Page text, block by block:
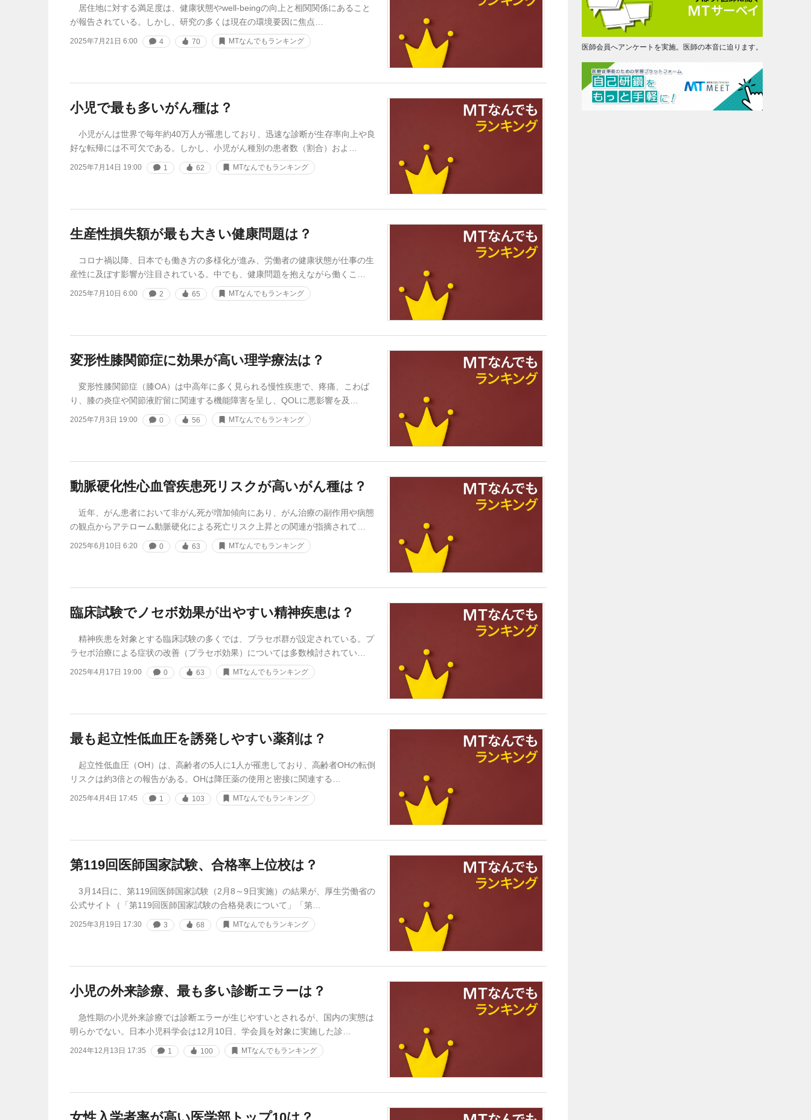
居住地に対する満足度は、健康状態やwell-beingの向上と相関関係にあること
が報告されている。しかし、研究の多くは現在の環境要因に焦点…
2025年7月21日 6:00 4 70 MTなんでもランキング
小児で最も多いがん種は？
小児がんは世界で毎年約40万人が罹患しており、迅速な診断が生存率向上や良
好な転帰には不可欠である。しかし、小児がん種別の患者数（割合）およ…
2025年7月14日 19:00 1 62 MTなんでもランキング
生産性損失額が最も大きい健康問題は？
コロナ禍以降、日本でも働き方の多様化が進み、労働者の健康状態が仕事の生
産性に及ぼす影響が注目されている。中でも、健康問題を抱えながら働くこ…
2025年7月10日 6:00 2 65 MTなんでもランキング
変形性膝関節症に効果が高い理学療法は？
変形性膝関節症（膝OA）は中高年に多く見られる慢性疾患で、疼痛、こわば
り、膝の炎症や関節液貯留に関連する機能障害を呈し、QOLに悪影響を及…
2025年7月3日 19:00 0 56 MTなんでもランキング
動脈硬化性心血管疾患死リスクが高いがん種は？
近年、がん患者において非がん死が増加傾向にあり、がん治療の副作用や病態
の観点からアテローム動脈硬化による死亡リスク上昇との関連が指摘されて…
2025年6月10日 6:20 0 63 MTなんでもランキング
臨床試験でノセボ効果が出やすい精神疾患は？
精神疾患を対象とする臨床試験の多くでは、プラセボ群が設定されている。プ
ラセボ治療による症状の改善（プラセボ効果）については多数検討されてい…
2025年4月17日 19:00 0 63 MTなんでもランキング
最も起立性低血圧を誘発しやすい薬剤は？
起立性低血圧（OH）は、高齢者の5人に1人が罹患しており、高齢者OHの転倒
リスクは約3倍との報告がある。OHは降圧薬の使用と密接に関連する…
2025年4月4日 17:45 1 103 MTなんでもランキング
第119回医師国家試験、合格率上位校は？
3月14日に、第119回医師国家試験（2月8～9日実施）の結果が、厚生労働省の
公式サイト（「第119回医師国家試験の合格発表について」「第…
2025年3月19日 17:30 3 68 MTなんでもランキング
小児の外来診療、最も多い診断エラーは？
急性期の小児外来診療では診断エラーが生じやすいとされるが、国内の実態は
明らかでない。日本小児科学会は12月10日、学会員を対象に実施した診…
2024年12月13日 17:35 1 100 MTなんでもランキング
医師会員へアンケートを実施。医師の本音に迫ります。